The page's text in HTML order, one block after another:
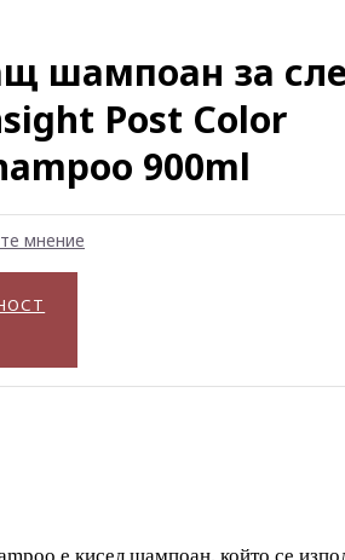
шампоан за
Post Color
900ml
мнение